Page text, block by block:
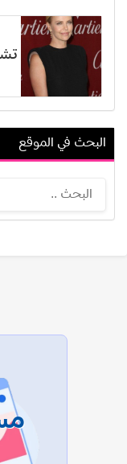
البحث في الموقع